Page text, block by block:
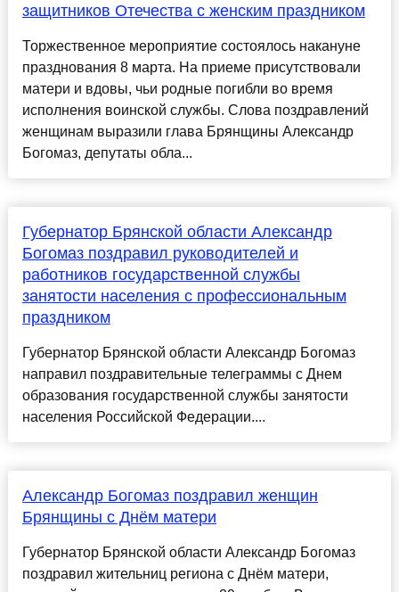
защитников Отечества с женским праздником
Торжественное мероприятие состоялось накануне
празднования 8 марта. На приеме присутствовали
матери и вдовы, чьи родные погибли во время
исполнения воинской службы. Слова поздравлений
женщинам выразили глава Брянщины Александр
Богомаз, депутаты обла...
Губернатор Брянской области Александр
Богомаз поздравил руководителей и
работников государственной службы
занятости населения с профессиональным
праздником
Губернатор Брянской области Александр Богомаз
направил поздравительные телеграммы с Днем
образования государственной службы занятости
населения Российской Федерации....
Александр Богомаз поздравил женщин
Брянщины с Днём матери
Губернатор Брянской области Александр Богомаз
поздравил жительниц региона с Днём матери,